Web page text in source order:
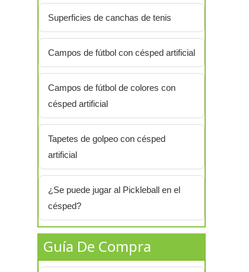
Superficies de canchas de tenis
Campos de fútbol con césped artificial
Campos de fútbol de colores con
césped artificial
Tapetes de golpeo con césped
artificial
¿Se puede jugar al Pickleball en el
césped?
Guía De Compra